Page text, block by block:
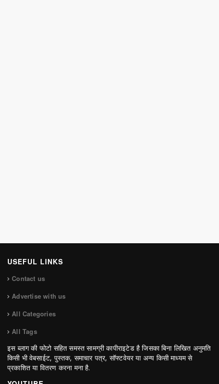
USEFUL LINKS
Contact us
Advertise with us
All Categories
All Tags
इस ब्लाग की फोटो सहित समस्त सामग्री कापीराइटेड है जिसका बिना लिखित अनुमति
किसी भी वेबसाईट, पुस्तक, समाचार पत्र, सॉफ्टवेयर या अन्य किसी माध्यम से
प्रकाशित या वितरण करना मना है.